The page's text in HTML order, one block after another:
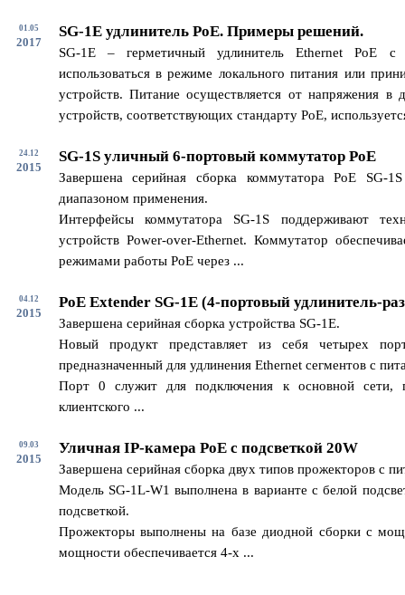
01.05
2017
SG-1E удлинитель PoE. Примеры решений.
SG-1E – герметичный удлинитель Ethernet PoE
использоваться в режиме локального питания или
устройств. Питание осуществляется от напряжения
устройств, соответствующих стандарту PoE,
24.12
2015
SG-1S уличный 6-портовый коммутатор PoE
Завершена серийная сборка коммутатора PoE SG-
диапазоном применения.
Интерфейсы коммутатора SG-1S поддерживают
устройств Power-over-Ethernet. Коммутатор
режимами работы PoE через ...
04.12
2015
PoE Extender SG-1E (4-портовый удлинитель-
Завершена серийная сборка устройства SG-1E.
Новый продукт представляет из себя четырех
предназначенный для удлинения Ethernet сегментов с
Порт 0 служит для подключения к основной сети,
клиентского ...
09.03
2015
Уличная IP-камера PoE с подсветкой 20W
Завершена серийная сборка двух типов прожекторов с
Модель SG-1L-W1 выполнена в варианте с белой
подсветкой.
Прожекторы выполнены на базе диодной сборки с
мощности обеспечивается 4-х ...